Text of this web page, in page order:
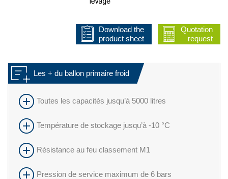
Download the
product sheet
Quotation
request
Les + du ballon primaire froid
Toutes les capacités jusqu’à 5000 litres
Température de stockage jusqu’à -10 °C
Résistance au feu classement M1
Pression de service maximum de 6 bars